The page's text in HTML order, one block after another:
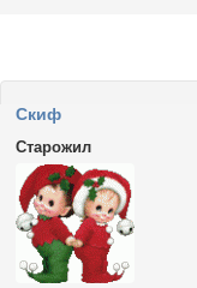
Cкиф
Старожил